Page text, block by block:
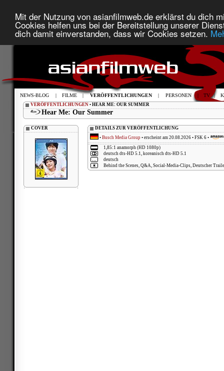
Mit der Nutzung von asianfilmweb.de erklärst du dich
Cookies helfen uns bei der Bereitstellung unserer
dich damit einverstanden, dass wir Cookies setzen.
NEWS-BLOG | FILME | VERÖFFENTLICHUNGEN | PERSONEN | TV |
VERÖFFENTLICHUNGEN • HEAR ME: OUR SUMMER
Hear Me: Our Summer
COVER
DETAILS ZUR VERÖFFENTLICHUNG
• Busch Media Group • erscheint am 20.08.2026 • FSK 6 •
1,85:1 anamorph (HD 1080p)
deutsch dts-HD 5.1, koreanisch dts-HD 5.1
deutsch
Behind the Scenes, Q&A, Social-Media-Clips, Deutscher